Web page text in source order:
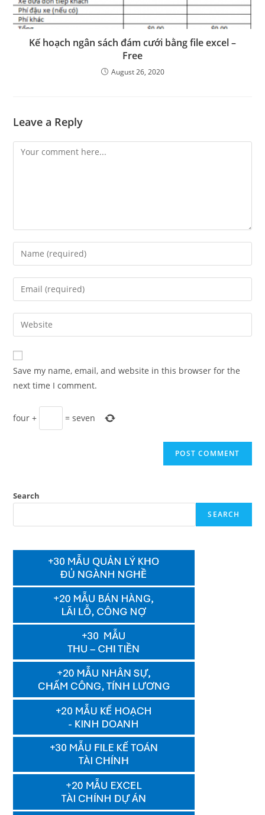
Kế hoạch ngân sách đám cưới bằng file excel –
Free
August 26, 2020
Leave a Reply
Comment
Enter
your
name
comment
Enter
your
email
address
comment
Enter
your
website
URL
(optional)
Save my name, email, and website in this browser for the
next time I comment.
four + =seven
Search
SEARCH